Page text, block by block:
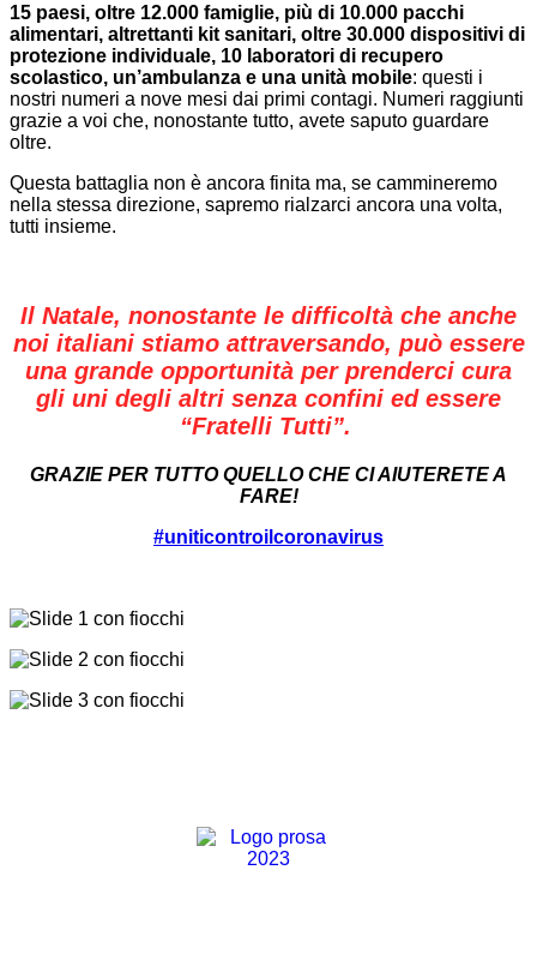
15 paesi, oltre 12.000 famiglie, più di 10.000 pacchi
alimentari, altrettanti kit sanitari, oltre 30.000 dispositivi di
protezione individuale, 10 laboratori di recupero
scolastico, un’ambulanza e una unità mobile: questi i
nostri numeri a nove mesi dai primi contagi. Numeri raggiunti
grazie a voi che, nonostante tutto, avete saputo guardare
oltre.
Questa battaglia non è ancora finita ma, se cammineremo
nella stessa direzione, sapremo rialzarci ancora una volta,
tutti insieme.
Il Natale, nonostante le difficoltà che anche
noi italiani stiamo attraversando, può essere
una grande opportunità per prenderci cura
gli uni degli altri senza confini ed essere
“Fratelli Tutti”.
GRAZIE PER TUTTO QUELLO CHE CI AIUTERETE A
FARE!
#uniticontroilcoronavirus